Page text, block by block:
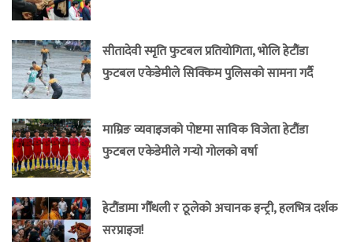
सीतादेवी स्मृति फुटबल प्रतियोगिता, भोलि हेटौंडा
फुटबल एकेडेमीले सिक्किम पुलिसको सामना गर्दै
माम्रिङ व्यवाइजको पोष्टमा साविक विजेता हेटौंडा
फुटबल एकेडेमीले गर्‍यो गोलको वर्षा
हेटौंडामा गौँथली र ठूलेको अचानक इन्ट्री, हलभित्र दर्शक
सरप्राइज!